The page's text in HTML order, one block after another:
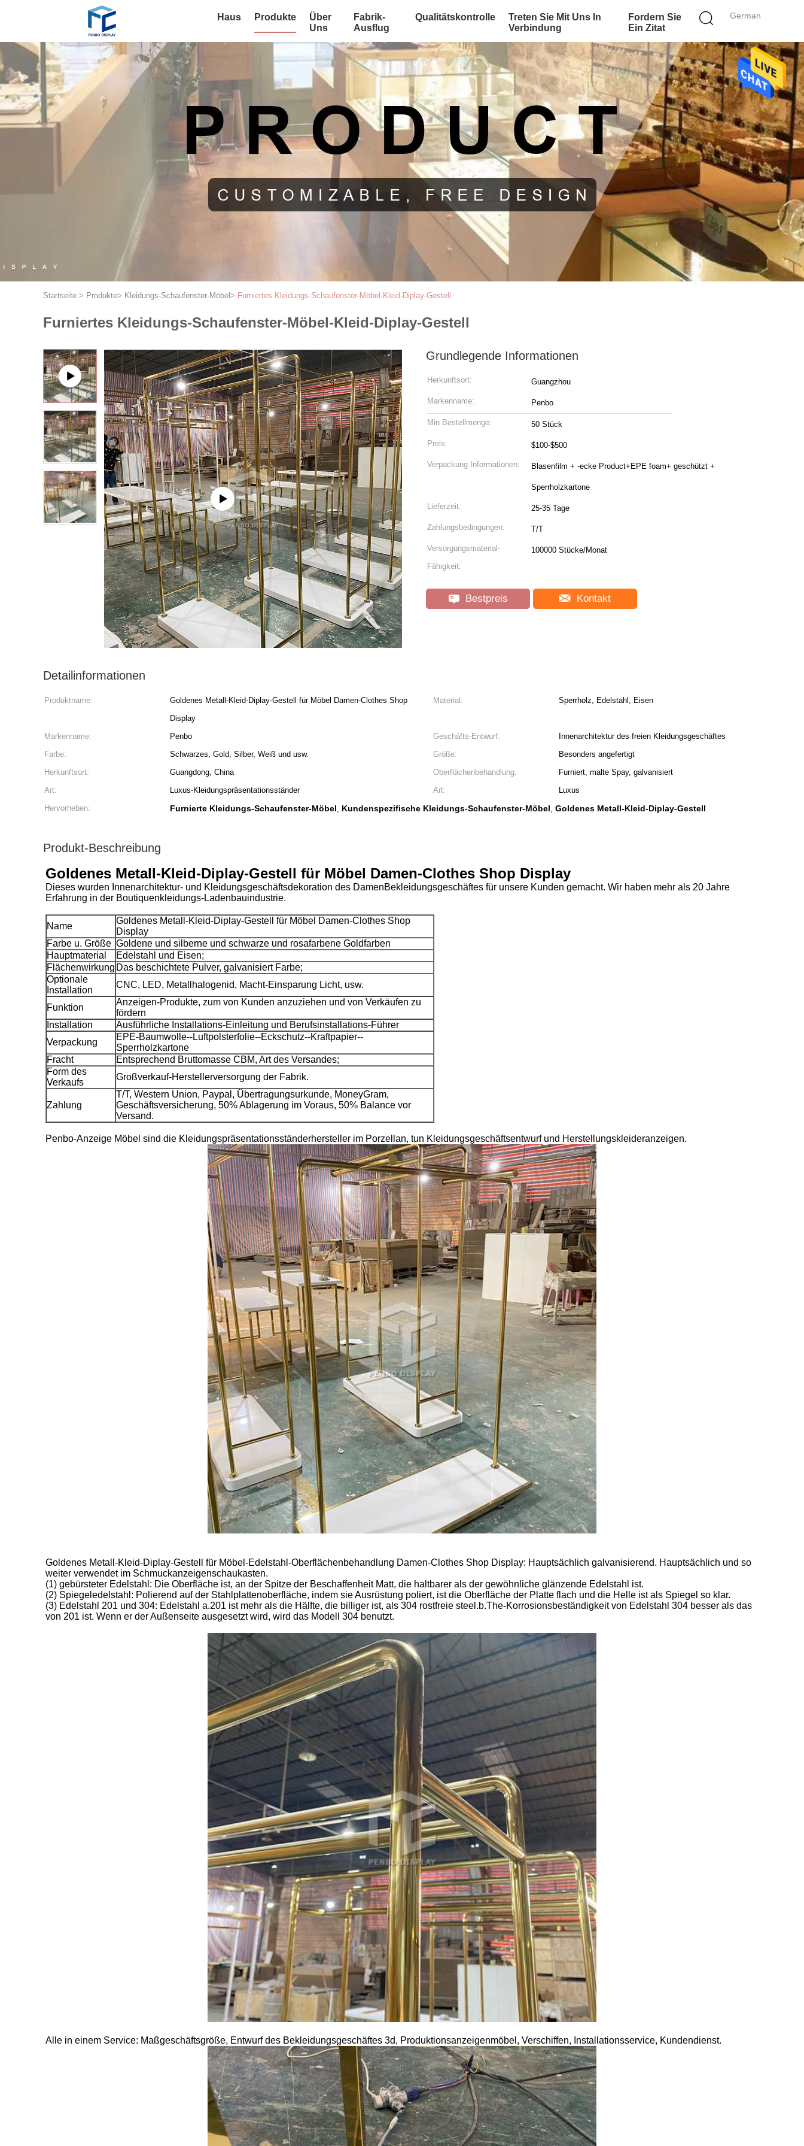
German
Haus Produkte
Über
Uns
Fabrik-
Ausflug
Qualitätskontrolle
Treten Sie Mit Uns In
Verbindung
Fordern Sie
Ein Zitat
Startseite > Produkte> Kleidungs-Schaufenster-Möbel > Furniertes Kleidungs-Schaufenster-Möbel-Kleid-Diplay-Gestell
Furniertes Kleidungs-Schaufenster-Möbel-Kleid-Diplay-Gestell
Grundlegende Informationen
Herkunftsort: Guangzhou
Markenname: Penbo
Min Bestellmenge: 50 Stück
Preis: $100-$500
Verpackung Informationen: Blasenfilm + -ecke Product+EPE foam+ geschützt +
Sperrholzkartone
Lieferzeit: 25-35 Tage
Zahlungsbedingungen: T/T
Versorgungsmaterial-
Fähigkeit:
100000 Stücke/Monat
Bestpreis Kontakt
Detailinformationen
Produktname:
Goldenes Metall-Kleid-Diplay-Gestell für Möbel Damen-Clothes Shop
Display
Material: Sperrholz, Edelstahl, Eisen
Markenname: Penbo Geschäfts-Entwurf:
Innenarchitektur des freien Kleidungsgeschäftes
Farbe:
Schwarzes, Gold, Silber, Weiß und usw. Größe:
Besonders angefertigt
Herkunftsort:
Guangdong, China Oberflächenbehandlung:
Furniert, malte Spay, galvanisiert
Art:
Luxus-Kleidungspräsentationsständer Art:
Luxus
Hervorheben:
Furnierte Kleidungs-Schaufenster-Möbel, Kundenspezifische Kleidungs-Schaufenster-Möbel, Goldenes Metall-Kleid-Diplay-Gestell
Produkt-Beschreibung
Goldenes Metall-Kleid-Diplay-Gestell für Möbel Damen-Clothes Shop Display
Dieses wurden Innenarchitektur- und Kleidungsgeschäftsdekoration des DamenBekleidungsgeschäftes für unsere Kunden gemacht. Wir haben mehr als 20 Jahre
Erfahrung in der Boutiquenkleidungs-Ladenbauindustrie.
Name
Goldenes Metall-Kleid-Diplay-Gestell für Möbel Damen-Clothes Shop
Display
Farbe u. Größe Goldene und silberne und schwarze und rosafarbene Goldfarben
Hauptmaterial
Edelstahl und Eisen;
Flächenwirkung Das beschichtete Pulver, galvanisiert Farbe;
Optionale
Installation
CNC, LED, Metallhalogenid, Macht-Einsparung Licht, usw.
Funktion
Anzeigen-Produkte, zum von Kunden anzuziehen und von Verkäufen zu
fördern
Installation
Ausführliche Installations-Einleitung und Berufsinstallations-Führer
Verpackung
EPE-Baumwolle--Luftpolsterfolie--Eckschutz--Kraftpapier--
Sperrholzkartone
Fracht
Entsprechend Bruttomasse CBM, Art des Versandes;
Form des
Verkaufs
Großverkauf-Herstellerversorgung der Fabrik.
Zahlung
T/T, Western Union, Paypal, Übertragungsurkunde, MoneyGram,
Geschäftsversicherung, 50% Ablagerung im Voraus, 50% Balance vor
Versand.
Penbo-Anzeige Möbel sind die Kleidungspräsentationsständerhersteller im Porzellan, tun Kleidungsgeschäftsentwurf und Herstellungskleideranzeigen.
Goldenes Metall-Kleid-Diplay-Gestell für Möbel-Edelstahl-Oberflächenbehandlung Damen-Clothes Shop Display: Hauptsächlich galvanisierend. Hauptsächlich und so
weiter verwendet im Schmuckanzeigenschaukasten.
(1) gebürsteter Edelstahl: Die Oberfläche ist, an der Spitze der Beschaffenheit Matt, die haltbarer als der gewöhnliche glänzende Edelstahl ist.
(2) Spiegeledelstahl: Polierend auf der Stahlplattenoberfläche, indem sie Ausrüstung poliert, ist die Oberfläche der Platte flach und die Helle ist als Spiegel so klar.
(3) Edelstahl 201 und 304: Edelstahl a.201 ist mehr als die Hälfte, die billiger ist, als 304 rostfreie steel.b.The-Korrosionsbeständigkeit von Edelstahl 304 besser als das
von 201 ist. Wenn er der Außenseite ausgesetzt wird, wird das Modell 304 benutzt.
Alle in einem Service: Maßgeschäftsgröße, Entwurf des Bekleidungsgeschäftes 3d, Produktionsanzeigenmöbel, Verschiffen, Installationsservice, Kundendienst.